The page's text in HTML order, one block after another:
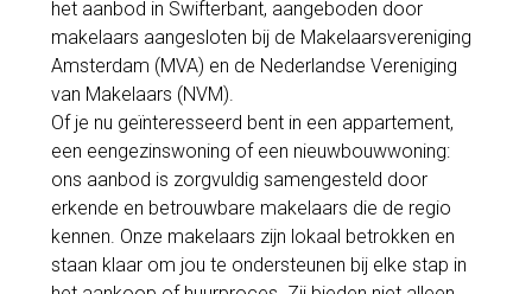
het aanbod in Swifterbant, aangeboden door
makelaars aangesloten bij de Makelaarsvereniging
Amsterdam (MVA) en de Nederlandse Vereniging
van Makelaars (NVM).
Of je nu geïnteresseerd bent in een appartement,
een eengezinswoning of een nieuwbouwwoning:
ons aanbod is zorgvuldig samengesteld door
erkende en betrouwbare makelaars die de regio
kennen. Onze makelaars zijn lokaal betrokken en
staan klaar om jou te ondersteunen bij elke stap in